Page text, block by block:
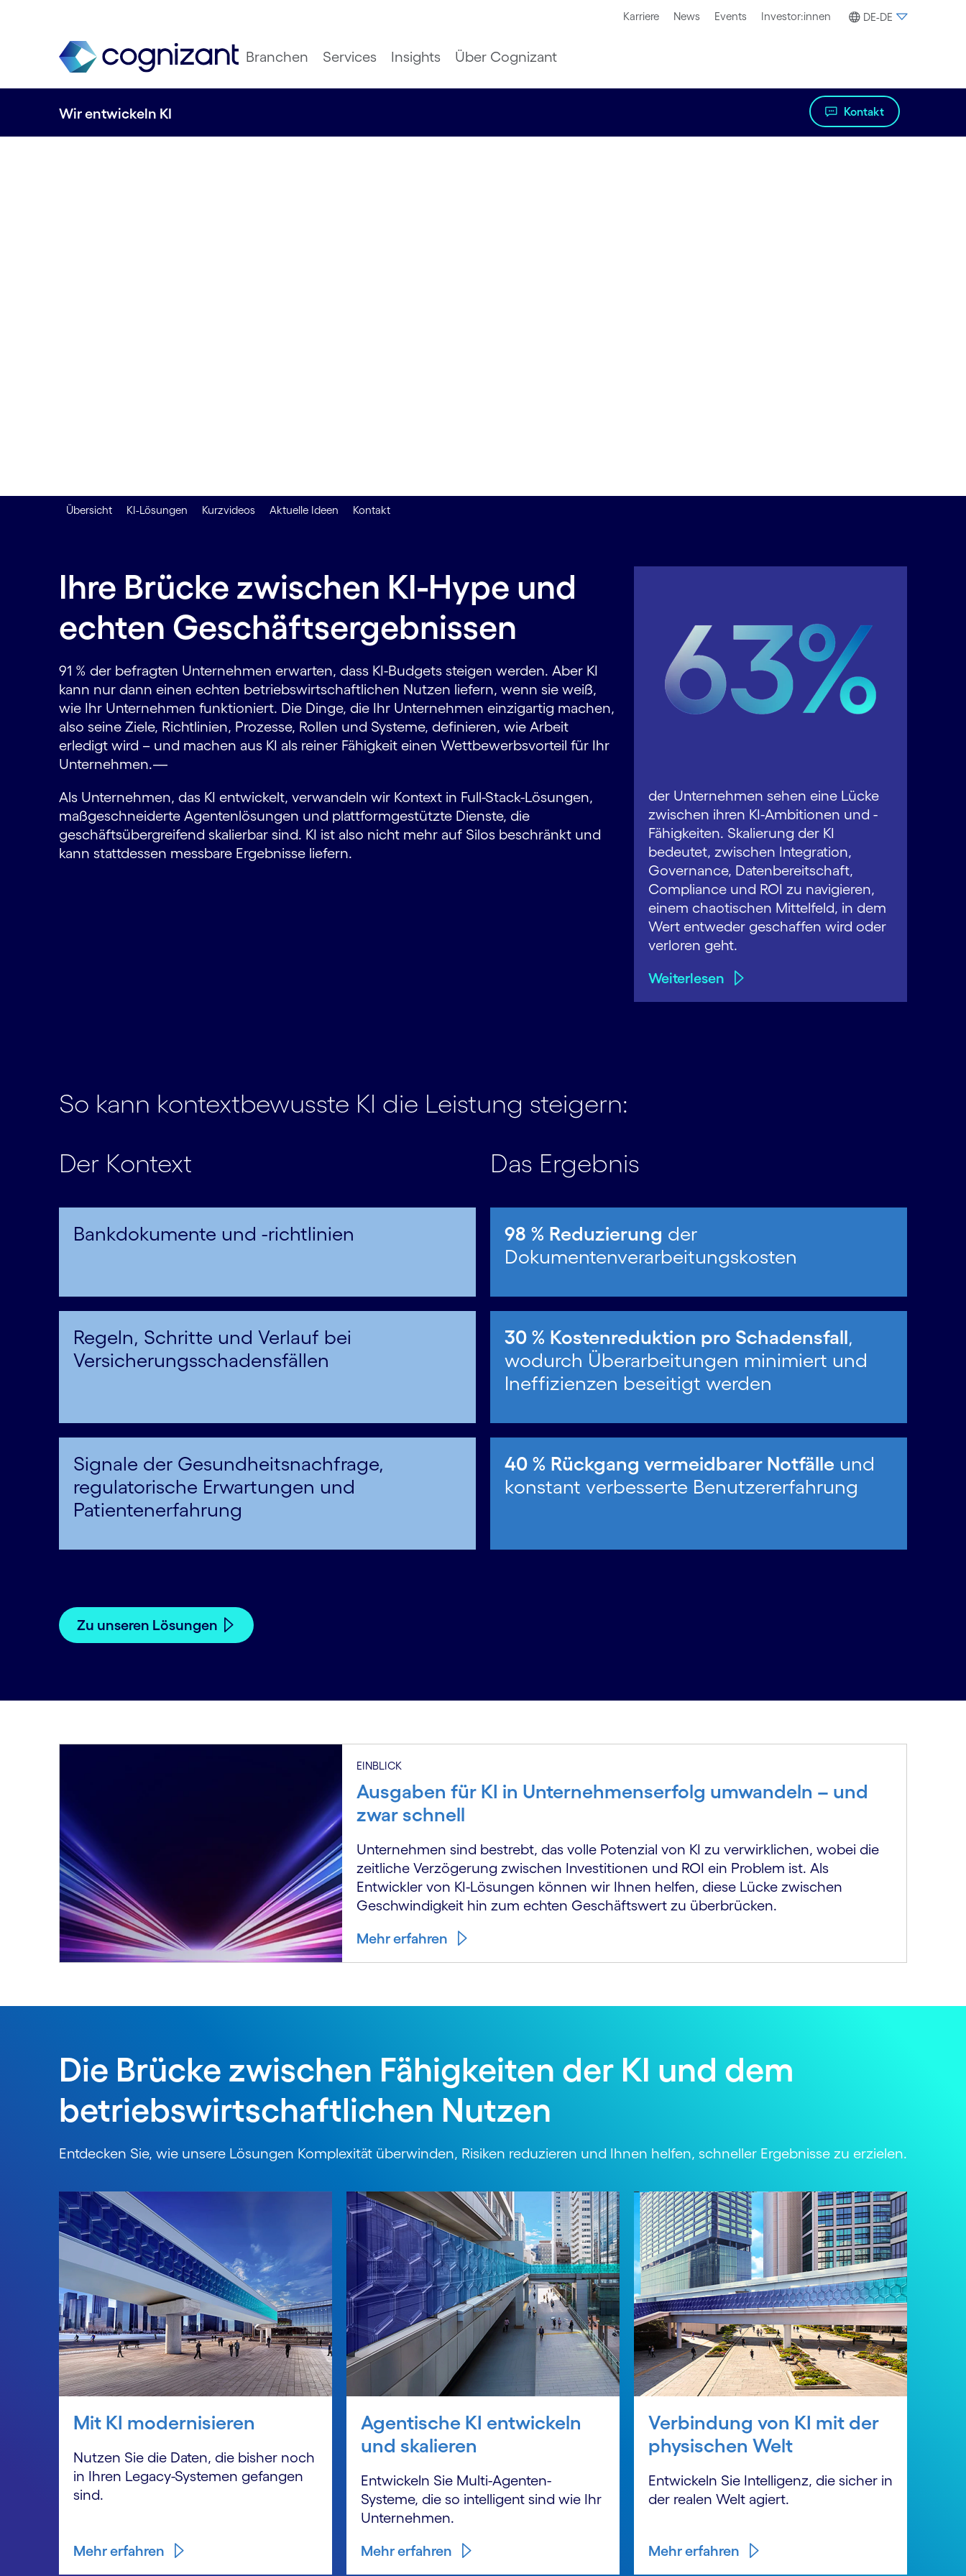
Karriere News Events Investor:innen DE-DE
Branchen Services Insights Über Cognizant
Wir entwickeln KI Kontakt
Übersicht KI-Lösungen Kurzvideos Aktuelle Ideen Kontakt
Ihre Brücke zwischen KI-Hype und
echten Geschäftsergebnissen
91 % der befragten Unternehmen erwarten, dass KI-Budgets steigen werden. Aber KI
kann nur dann einen echten betriebswirtschaftlichen Nutzen liefern, wenn sie weiß,
wie Ihr Unternehmen funktioniert. Die Dinge, die Ihr Unternehmen einzigartig machen,
also seine Ziele, Richtlinien, Prozesse, Rollen und Systeme, definieren, wie Arbeit
erledigt wird – und machen aus KI als reiner Fähigkeit einen Wettbewerbsvorteil für Ihr
Unternehmen.—
Als Unternehmen, das KI entwickelt, verwandeln wir Kontext in Full-Stack-Lösungen,
maßgeschneiderte Agentenlösungen und plattformgestützte Dienste, die
geschäftsübergreifend skalierbar sind. KI ist also nicht mehr auf Silos beschränkt und
kann stattdessen messbare Ergebnisse liefern.
der Unternehmen sehen eine Lücke
zwischen ihren KI-Ambitionen und -
Fähigkeiten. Skalierung der KI
bedeutet, zwischen Integration,
Governance, Datenbereitschaft,
Compliance und ROI zu navigieren,
einem chaotischen Mittelfeld, in dem
Wert entweder geschaffen wird oder
verloren geht.
Weiterlesen
So kann kontextbewusste KI die Leistung steigern:
Der Kontext Das Ergebnis
Bankdokumente und -richtlinien 98 % Reduzierung der
Dokumentenverarbeitungskosten
Regeln, Schritte und Verlauf bei
Versicherungsschadensfällen
30 % Kostenreduktion pro Schadensfall,
wodurch Überarbeitungen minimiert und
Ineffizienzen beseitigt werden
Signale der Gesundheitsnachfrage,
regulatorische Erwartungen und
Patientenerfahrung
40 % Rückgang vermeidbarer Notfälle und
konstant verbesserte Benutzererfahrung
Zu unseren Lösungen
EINBLICK
Ausgaben für KI in Unternehmenserfolg umwandeln – und
zwar schnell
Unternehmen sind bestrebt, das volle Potenzial von KI zu verwirklichen, wobei die
zeitliche Verzögerung zwischen Investitionen und ROI ein Problem ist. Als
Entwickler von KI-Lösungen können wir Ihnen helfen, diese Lücke zwischen
Geschwindigkeit hin zum echten Geschäftswert zu überbrücken.
Mehr erfahren
Die Brücke zwischen Fähigkeiten der KI und dem
betriebswirtschaftlichen Nutzen
Entdecken Sie, wie unsere Lösungen Komplexität überwinden, Risiken reduzieren und Ihnen helfen, schneller Ergebnisse zu erzielen.
Mit KI modernisieren
Nutzen Sie die Daten, die bisher noch
in Ihren Legacy-Systemen gefangen
sind.
Mehr erfahren
Agentische KI entwickeln
und skalieren
Entwickeln Sie Multi-Agenten-
Systeme, die so intelligent sind wie Ihr
Unternehmen.
Mehr erfahren
Verbindung von KI mit der
physischen Welt
Entwickeln Sie Intelligenz, die sicher in
der realen Welt agiert.
Mehr erfahren